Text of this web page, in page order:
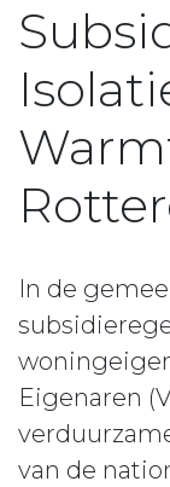
In de
Eigenaren
van de